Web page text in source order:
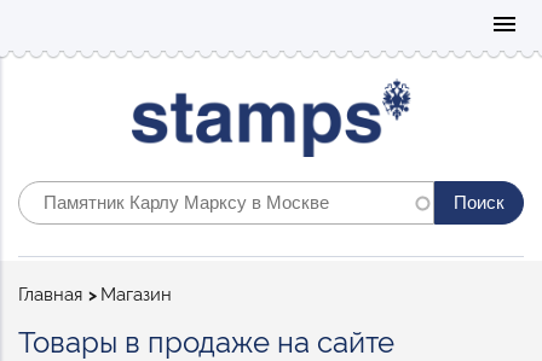
menu
Строка
Главная Магазин
Товары в продаже на сайте